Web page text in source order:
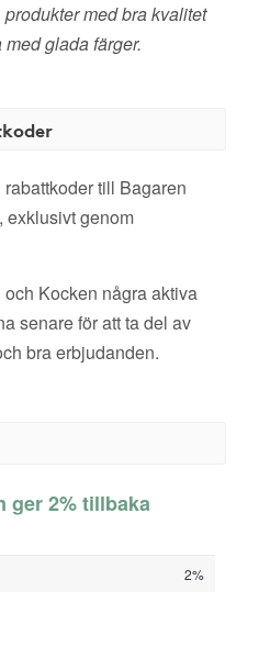
med bra kvalitet
glada färger.
till Bagaren
exklusivt genom
Kocken några aktiva
senare för att ta del av
bra erbjudanden.
ger 2% tillbaka
2%